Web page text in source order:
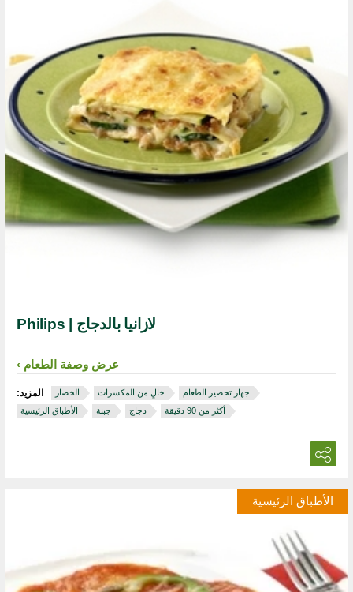
لازانيا بالدجاج | Philips
عرض وصفة الطعام
المزيد: الخضار خالٍ من المكسرات
جهاز تحضير الطعام
الأطباق الرئيسية
جبنة دجاج أكثر من 90 دقيقة
الأطباق الرئيسية